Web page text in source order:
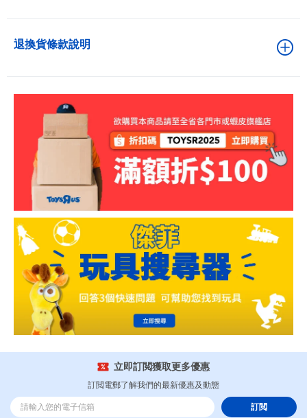
退換貨條款說明
立即訂閲獲取更多優惠
訂閲電郵了解我們的最新優惠及動態
訂閲